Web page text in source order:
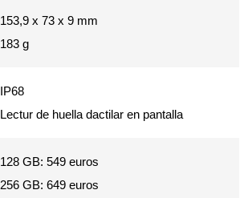
153,9 x 73 x 9 mm
183 g
IP68
Lectur de huella dactilar en pantalla
128 GB: 549 euros
256 GB: 649 euros